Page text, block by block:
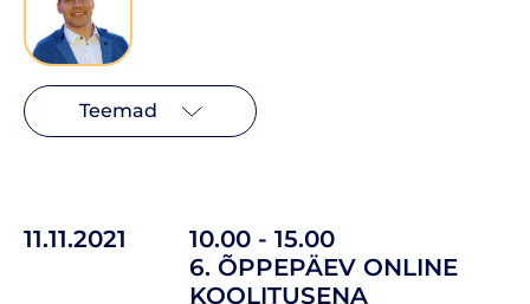
Teemad
11.11.2021
10.00 - 15.00
6. ÕPPEPÄEV ONLINE
KOOLITUSENA